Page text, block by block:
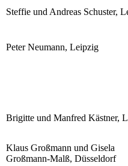
Steffie und Andreas Schuster,
Peter Neumann, Leipzig
Brigitte und Manfred Kästner,
Klaus Großmann und Gisela
Großmann-Malß, Düsseldorf